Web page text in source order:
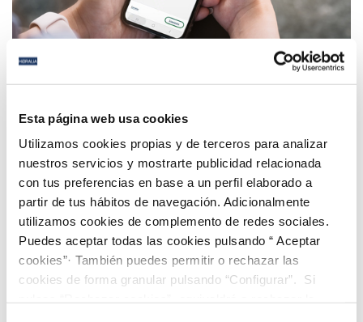
Esta página web usa cookies
Utilizamos cookies propias y de terceros para analizar
nuestros servicios y mostrarte publicidad relacionada
con tus preferencias en base a un perfil elaborado a
partir de tus hábitos de navegación. Adicionalmente
utilizamos cookies de complemento de redes sociales.
Puedes aceptar todas las cookies pulsando “ Aceptar
cookies”· También puedes permitir o rechazar las
cookies de forma granular pulsando “Configurar”. Si
Hidralia integra bizum para facilitar el abono de
Página 11 de 112
Anterior Siguiente